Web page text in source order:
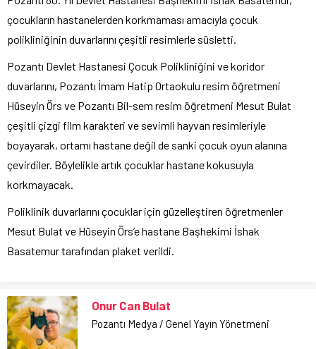
çocukların hastanelerden korkmaması amacıyla çocuk
polikliniğinin duvarlarını çeşitli resimlerle süsletti.
Pozantı Devlet Hastanesi Çocuk Polikliniğini ve koridor
duvarlarını, Pozantı İmam Hatip Ortaokulu resim öğretmeni
Hüseyin Örs ve Pozantı Bil-sem resim öğretmeni Mesut Bulat
çeşitli çizgi film karakteri ve sevimli hayvan resimleriyle
boyayarak, ortamı hastane değil de sanki çocuk oyun alanına
çevirdiler. Böylelikle artık çocuklar hastane kokusuyla
korkmayacak.
Poliklinik duvarlarını çocuklar için güzelleştiren öğretmenler
Mesut Bulat ve Hüseyin Örs’e hastane Başhekimi İshak
Basatemur tarafından plaket verildi.
Onur Can Bulat
Pozantı Medya / Genel Yayın Yönetmeni